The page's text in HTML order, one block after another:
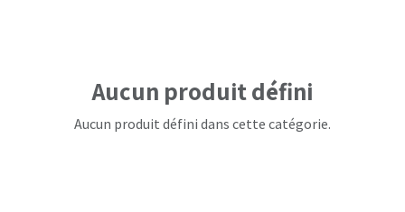
Aucun produit défini
Aucun produit défini dans cette catégorie.